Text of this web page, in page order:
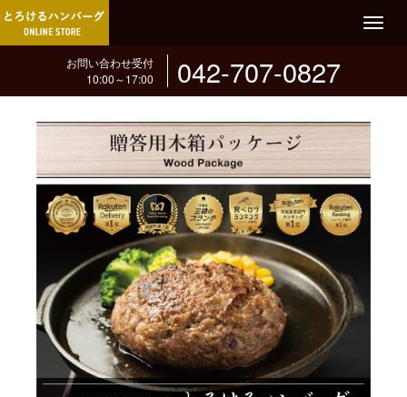
T
お問い合わせ受付
10:00～17:00
042-707-0827